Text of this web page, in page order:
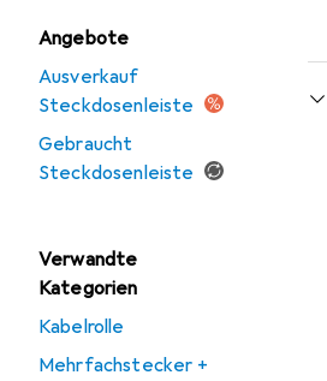
Angebote
Ausverkauf
Steckdosenleiste
Gebraucht
Steckdosenleiste
Verwandte
Kategorien
Kabelrolle
Mehrfachstecker +